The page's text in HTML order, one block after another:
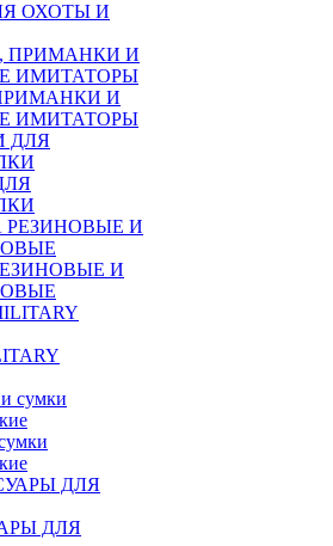
ОХОТЫ И
И
ИМИТАТОРЫ
И
ДЛЯ